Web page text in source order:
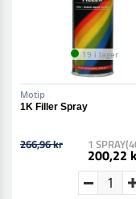
19 i lager
Motip
1K Filler Spray
266,96 kr 1
200,22